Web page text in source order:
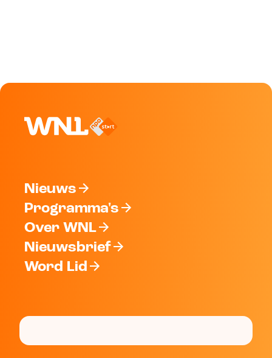
Nieuws
Programma's
Over WNL
Nieuwsbrief
Word Lid